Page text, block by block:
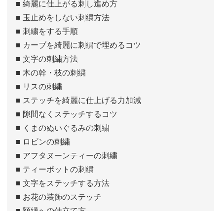
■ 綺麗に仕上がる刺し進め方
■ 玉止めをしない刺繍方法
■ 刺繍をする手順
■ カーブを綺麗に刺繍で埋めるコツ
■ 文字の刺繍方法
■ 木の幹・枝の刺繍
■ リスの刺繍
■ ステッチを綺麗に仕上げる力加減
■ 隙間なくステッチするコツ
■ くまのぬいぐるみの刺繍
■ ロビンの刺繍
■ アフタヌーンティーの刺繍
■ ティーポットの刺繍
■ 文字をステッチする方法
■ お花の装飾のステッチ